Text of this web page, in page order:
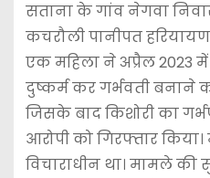
सताना के गांव नेगवा
कचरौली पानीपत
एक महिला ने अप्रैल 2023
दुष्कर्म कर गर्भवती बनाने
जिसके बाद किशोरी का
आरोपी को गिरफ्तार
विचाराधीन था। मामले